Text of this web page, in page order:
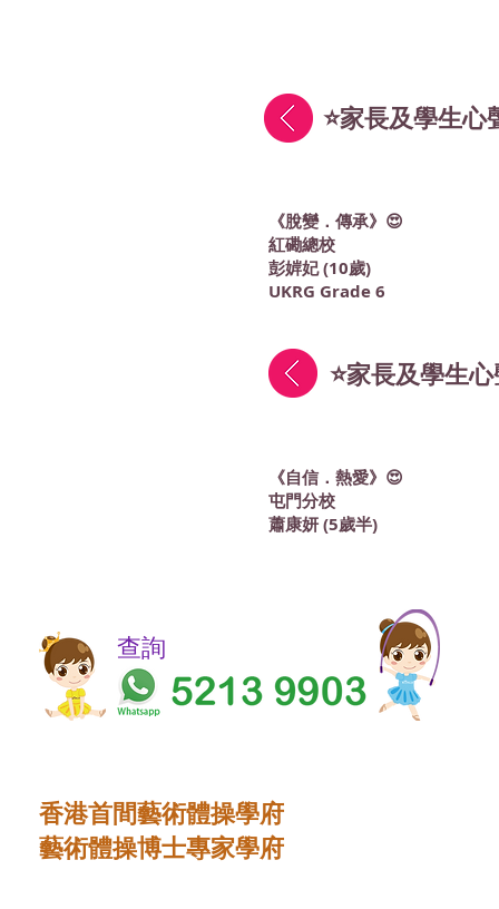
《脫變．傳承》😍
紅磡總校
彭婩妃 (10歲)
UKRG Grade 6
⭐家長及學生心
⭐家長及學生
《自信．熱愛》😍
屯門分校
蕭康妍 (5歲半)
​​查詢
香港首間藝術體操學府
藝術體操博士專家學府